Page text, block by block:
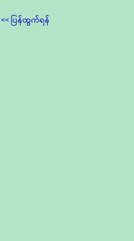
<< ပြန်ထွက်ရန်